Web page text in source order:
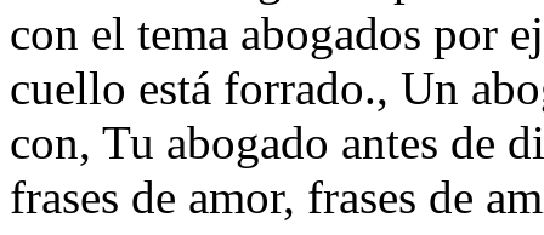
con el tema abogados por
cuello está forrado., Un
con, Tu abogado antes de
frases de amor, frases de